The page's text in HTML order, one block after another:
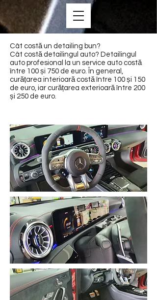
Cât costă un detailing bun?
Cât costă detailingul auto? Detailingul
auto profesional la un service auto costă
între 100 și 750 de euro. În general,
curățarea interioară costă între 100 și 150
de euro, iar curățarea exterioară între 200
și 250 de euro.